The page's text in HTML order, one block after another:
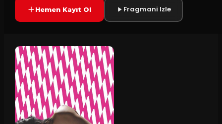
Hemen Kayıt Ol Fragmani Izle